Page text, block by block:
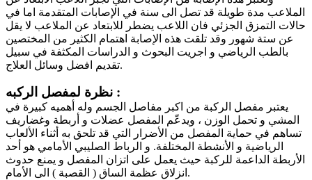
الملاعب مدة طويلة قد تصل الى سنة في الإصابات المتقدمة اما في
حالات التمزق الجزئي فان اللاعب يضطر للابتعاد عن الملاعب لا يقل
عن ستة شهور وقد تلقت هذه الإصابة اهتمام الكثير من المختصين
بالطب الرياضي و اجريت البحوث و الدراسات المكثفة في سبيل
تقديم افضل وسائل العلاج.
نظرة لمفصل الركبه :
يعتبر مفصل الركبة من اكبر مفاصل الجسم وله أهميه كبيرة في
المشي و تحمل الوزن ، ويدعّم المفصل عضلات و أربطة وغضاريف
تساهم في حماية المفصل من الأضرار التي قد تلحق به أثناء الألعاب
الرياضية و الأنشطة المختلفة. و الرباط الصليبي الأمامي هو أحد
الأربطة الداعمة للركبة حيث يعمل على اتزان المفصل و يمنع حدوث
انزلاق عظمة الساق ( القصبة ) الى الأمام.